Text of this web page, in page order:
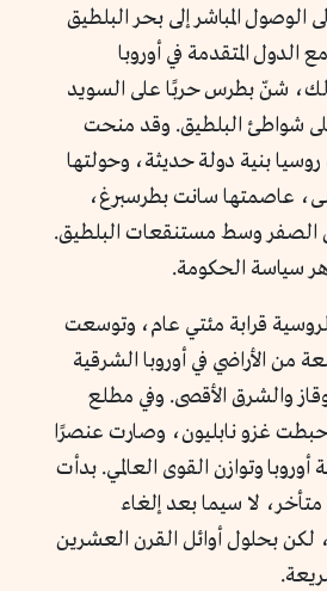
المباشر إلى بحر البلطيق
الدول المتقدمة في أوروبا
شنّ بطرس حربًا على السويد
شواطئ البلطيق. وقد منحت
بنية دولة حديثة، وحولتها
عاصمتها سانت بطرسبرغ،
الصفر وسط مستنقعات البلطيق.
سياسة الحكومة.
قرابة مئتي عام، وتوسعت
الأراضي في أوروبا الشرقية
والشرق الأقصى. وفي مطلع
غزو نابليون، وصارت عنصرًا
أوروبا وتوازن القوى العالمي. بدأت
لا سيما بعد إلغاء
العبودية عام 1861، لكن بحلول أوائل القرن العشرين